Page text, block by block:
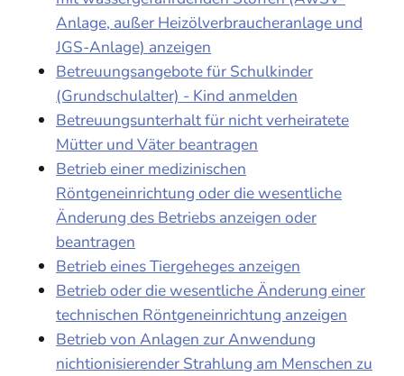
Anlage, außer Heizölverbraucheranlage und
JGS-Anlage) anzeigen
Betreuungsangebote für Schulkinder
(Grundschulalter) - Kind anmelden
Betreuungsunterhalt für nicht verheiratete
Mütter und Väter beantragen
Betrieb einer medizinischen
Röntgeneinrichtung oder die wesentliche
Änderung des Betriebs anzeigen oder
beantragen
Betrieb eines Tiergeheges anzeigen
Betrieb oder die wesentliche Änderung einer
technischen Röntgeneinrichtung anzeigen
Betrieb von Anlagen zur Anwendung
nichtionisierender Strahlung am Menschen zu